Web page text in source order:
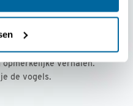
€ 36,00 per jaar
leden, met
verhalen.
de vogels.